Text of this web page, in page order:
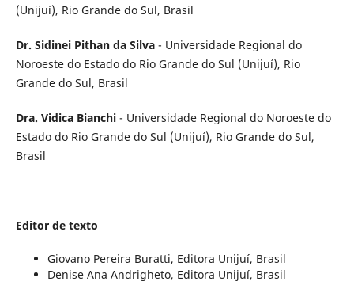
(Unijuí), Rio Grande do Sul, Brasil
Dr. Sidinei Pithan da Silva- Universidade Regional do
Noroeste do Estado do Rio Grande do Sul (Unijuí), Rio
Grande do Sul, Brasil
Dra. Vidica Bianchi - Universidade Regional do Noroeste do
Estado do Rio Grande do Sul (Unijuí), Rio Grande do Sul,
Brasil
Editor de texto
Giovano Pereira Buratti, Editora Unijuí, Brasil
Denise Ana Andrigheto, Editora Unijuí, Brasil